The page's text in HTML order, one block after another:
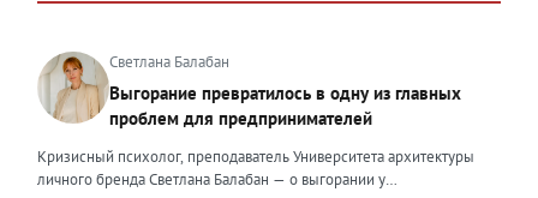
Светлана Балабан
Выгорание превратилось в одну из главных
проблем для предпринимателей
Кризисный психолог, преподаватель Университета архитектуры
личного бренда Светлана Балабан — о выгорании у